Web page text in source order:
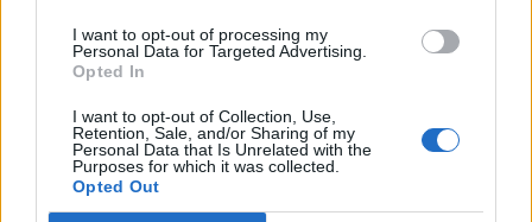
I want to opt-out of processing my
Personal Data for Targeted Advertising.
Opted In
I want to opt-out of Collection, Use,
Retention, Sale, and/or Sharing of my
Personal Data that Is Unrelated with the
Purposes for which it was collected.
Opted Out